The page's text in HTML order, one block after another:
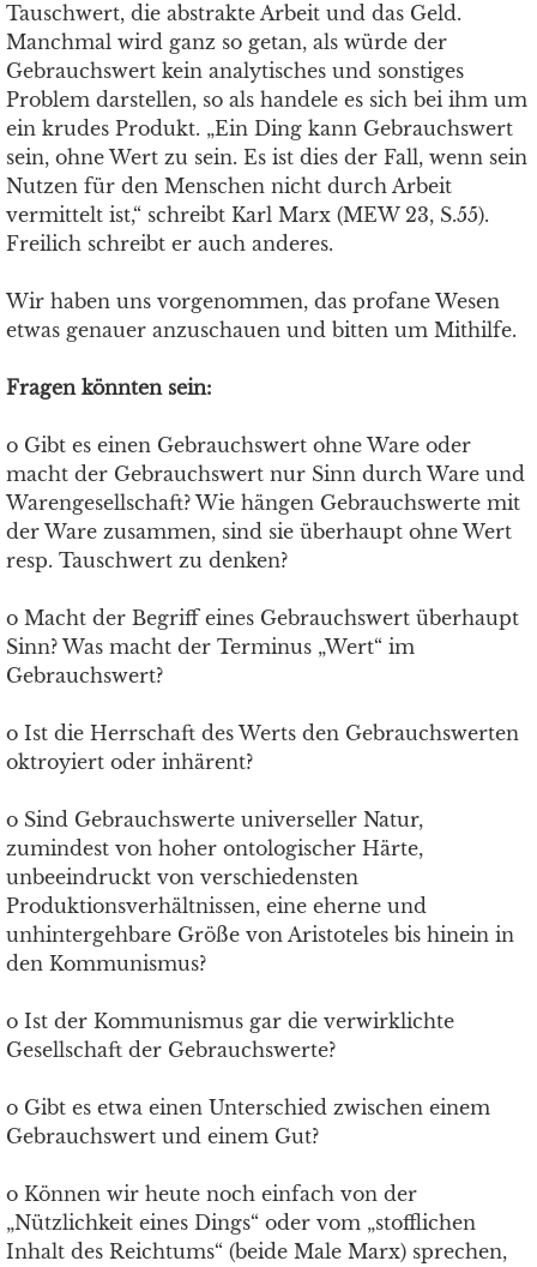
Tauschwert, die abstrakte Arbeit und das Geld.
Manchmal wird ganz so getan, als würde der
Gebrauchswert kein analytisches und sonstiges
Problem darstellen, so als handele es sich bei ihm um
ein krudes Produkt. „Ein Ding kann Gebrauchswert
sein, ohne Wert zu sein. Es ist dies der Fall, wenn sein
Nutzen für den Menschen nicht durch Arbeit
vermittelt ist,“ schreibt Karl Marx (MEW 23, S.55).
Freilich schreibt er auch anderes.
Wir haben uns vorgenommen, das profane Wesen
etwas genauer anzuschauen und bitten um Mithilfe.
Fragen könnten sein:
o Gibt es einen Gebrauchswert ohne Ware oder
macht der Gebrauchswert nur Sinn durch Ware und
Warengesellschaft? Wie hängen Gebrauchswerte mit
der Ware zusammen, sind sie überhaupt ohne Wert
resp. Tauschwert zu denken?
o Macht der Begriff eines Gebrauchswert überhaupt
Sinn? Was macht der Terminus „Wert“ im
Gebrauchswert?
o Ist die Herrschaft des Werts den Gebrauchswerten
oktroyiert oder inhärent?
o Sind Gebrauchswerte universeller Natur,
zumindest von hoher ontologischer Härte,
unbeeindruckt von verschiedensten
Produktionsverhältnissen, eine eherne und
unhintergehbare Größe von Aristoteles bis hinein in
den Kommunismus?
o Ist der Kommunismus gar die verwirklichte
Gesellschaft der Gebrauchswerte?
o Gibt es etwa einen Unterschied zwischen einem
Gebrauchswert und einem Gut?
o Können wir heute noch einfach von der
„Nützlichkeit eines Dings“ oder vom „stofflichen
Inhalt des Reichtums“ (beide Male Marx) sprechen,